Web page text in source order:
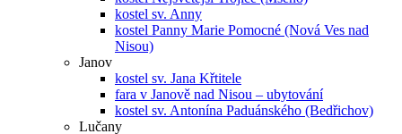
kostel sv. Anny
kostel Panny Marie Pomocné (Nová Ves nad
Nisou)
Janov
kostel sv. Jana Křtitele
fara v Janově nad Nisou – ubytování
kostel sv. Antonína Paduánského (Bedřichov)
Lučany